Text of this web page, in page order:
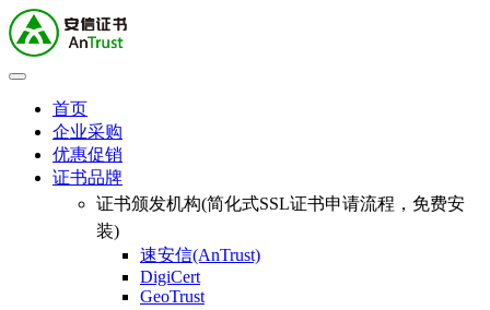
首页
企业采购
优惠促销
证书品牌
证书颁发机构(简化式SSL证书申请流程，免费安
装)
速安信(AnTrust)
DigiCert
GeoTrust